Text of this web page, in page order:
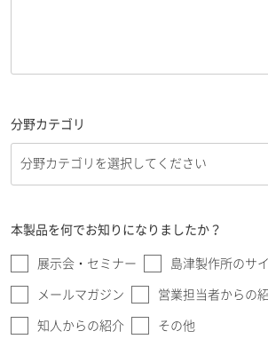
分野カテゴリ
本製品を何でお知りになりましたか？
展示会・セミナー 島津製作所のサ
メールマガジン 営業担当者からの
知人からの紹介 その他